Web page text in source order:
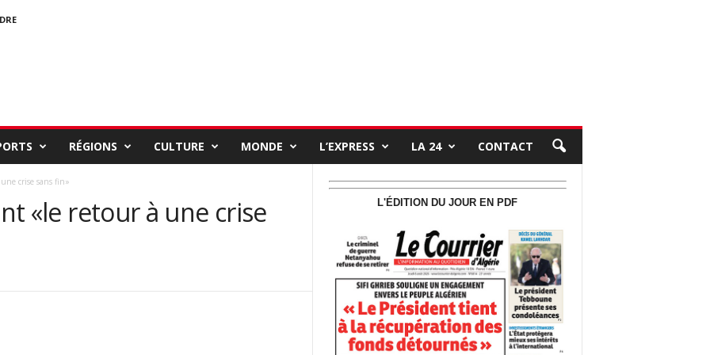
RÉGIONS CULTURE MONDE L’EXPRESS LA 24 CONTACT
crise sans fin»
«le retour à une crise
L'ÉDITION DU JOUR EN PDF